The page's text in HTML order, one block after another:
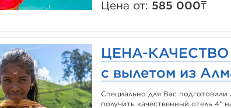
Цена от: 585 000₸
ЦЕНА-КАЧЕСТВО
с вылетом из
Специально для Вас
получить качественный отель 4*